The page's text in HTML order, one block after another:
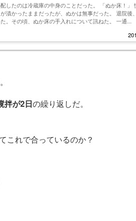
したのは冷蔵庫の中身のことだった。 「ぬか床！」
漬かったままだったが、ぬかは無事だった。 退院後
。その頃、ぬか床の手入れについて訊ねた。 一通...
拌が2日の繰り返しだ。
これで合っているのか？